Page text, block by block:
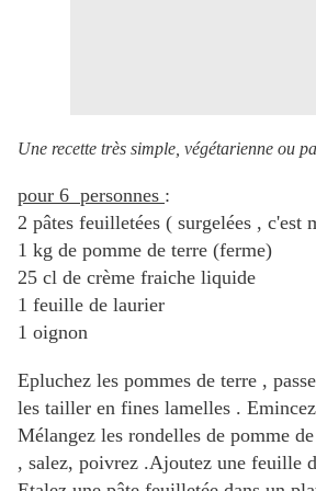
Une recette très simple, végétarienne ou
pour 6 personnes :
2 pâtes feuilletées ( surgelées , c'est
1 kg de pomme de terre (ferme)
25 cl de crème fraiche liquide
1 feuille de laurier
1 oignon
Epluchez les pommes de terre ,
les tailler en fines lamelles .
Mélangez les rondelles de pomme
, salez, poivrez .Ajoutez une feuille